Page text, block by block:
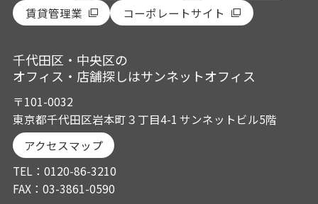
賃貸管理業
コーポレートサイト
千代田区・中央区の
オフィス・店舗探しはサンネットオフィス
〒101-0032
東京都千代田区岩本町３丁目4-1 サンネットビル5階
アクセスマップ
TEL：0120-86-3210
FAX：03-3861-0590